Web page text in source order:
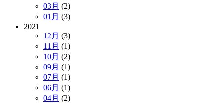
03月 (2)
01月 (3)
2021
12月 (3)
11月 (1)
10月 (2)
09月 (1)
07月 (1)
06月 (1)
04月 (2)